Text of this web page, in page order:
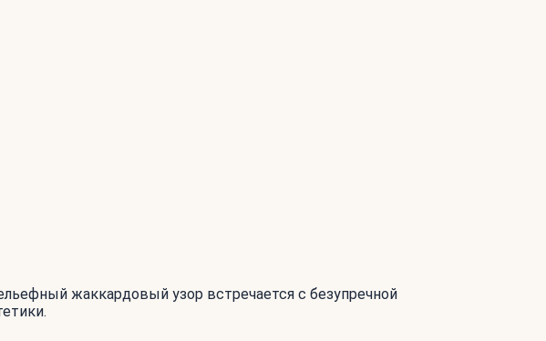
жаккардовый узор встречается с безупречной